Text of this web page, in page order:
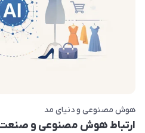
هوش مصنوعی و دنیای مد
ارتباط هوش مصنوعی و